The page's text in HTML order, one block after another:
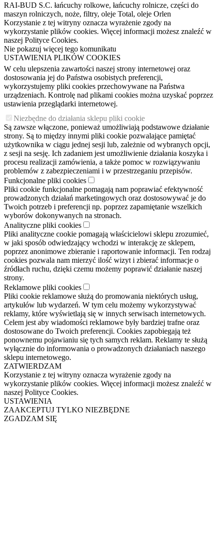
RAI-BUD S.C. łańcuchy rolkowe, łańcuchy rolnicze, części do
maszyn rolniczych, noże, filtry, oleje Total, oleje Orlen
Korzystanie z tej witryny oznacza wyrażenie zgody na
wykorzystanie plików cookies. Więcej informacji możesz znaleźć w
naszej Polityce Cookies.
Nie pokazuj więcej tego komunikatu
USTAWIENIA PLIKÓW COOKIES
W celu ulepszenia zawartości naszej strony internetowej oraz
dostosowania jej do Państwa osobistych preferencji,
wykorzystujemy pliki cookies przechowywane na Państwa
urządzeniach. Kontrolę nad plikami cookies można uzyskać poprzez
ustawienia przeglądarki internetowej.
Niezbędne do działania sklepu pliki cookie
Są zawsze włączone, ponieważ umożliwiają podstawowe działanie
strony. Są to między innymi pliki cookie pozwalające pamiętać
użytkownika w ciągu jednej sesji lub, zależnie od wybranych opcji,
z sesji na sesję. Ich zadaniem jest umożliwienie działania koszyka i
procesu realizacji zamówienia, a także pomoc w rozwiązywaniu
problemów z zabezpieczeniami i w przestrzeganiu przepisów.
Funkcjonalne pliki cookies
Pliki cookie funkcjonalne pomagają nam poprawiać efektywność
prowadzonych działań marketingowych oraz dostosowywać je do
Twoich potrzeb i preferencji np. poprzez zapamiętanie wszelkich
wyborów dokonywanych na stronach.
Analityczne pliki cookies
Pliki analityczne cookie pomagają właścicielowi sklepu zrozumieć,
w jaki sposób odwiedzający wchodzi w interakcję ze sklepem,
poprzez anonimowe zbieranie i raportowanie informacji. Ten rodzaj
cookies pozwala nam mierzyć ilość wizyt i zbierać informacje o
źródłach ruchu, dzięki czemu możemy poprawić działanie naszej
strony.
Reklamowe pliki cookies
Pliki cookie reklamowe służą do promowania niektórych usług,
artykułów lub wydarzeń. W tym celu możemy wykorzystywać
reklamy, które wyświetlają się w innych serwisach internetowych.
Celem jest aby wiadomości reklamowe były bardziej trafne oraz
dostosowane do Twoich preferencji. Cookies zapobiegają też
ponownemu pojawianiu się tych samych reklam. Reklamy te służą
wyłącznie do informowania o prowadzonych działaniach naszego
sklepu internetowego.
ZATWIERDZAM
Korzystanie z tej witryny oznacza wyrażenie zgody na
wykorzystanie plików cookies. Więcej informacji możesz znaleźć w
naszej Polityce Cookies.
USTAWIENIA
ZAAKCEPTUJ TYLKO NIEZBĘDNE
ZGADZAM SIĘ